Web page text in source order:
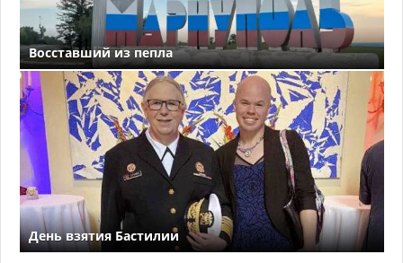
Восставший из пепла
День взятия Бастилии